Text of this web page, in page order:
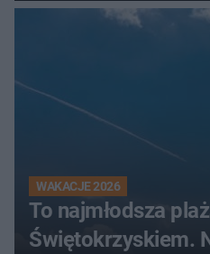
turystów
WAKACJE 2026
To najmłodsza
Świętokrzyskiem.